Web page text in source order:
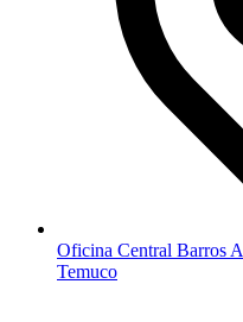
Oficina Central Barros
Temuco